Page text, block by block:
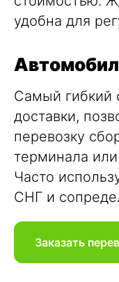
удобна для
Самый гибкий
доставки,
перевозку
терминала
Часто
СНГ и
Заказать